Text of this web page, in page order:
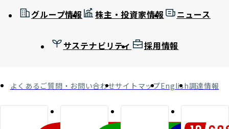
グループ情報 株主・投資家情報 ニュース
サステナビリティ 採用情報
よくあるご質問・お問い合わせサイトマップEnglish調達情報